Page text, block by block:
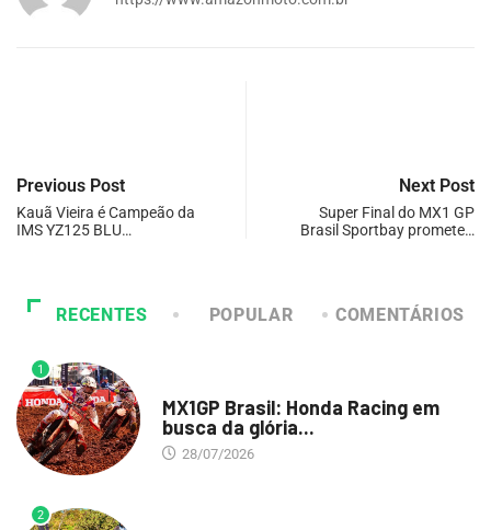
Previous Post
Kauã Vieira é Campeão da
IMS YZ125 BLU…
Next Post
Super Final do MX1 GP
Brasil Sportbay promete…
RECENTES POPULAR COMENTÁRIOS
1
MX1GP Brasil: Honda Racing em
busca da glória...
28/07/2026
2